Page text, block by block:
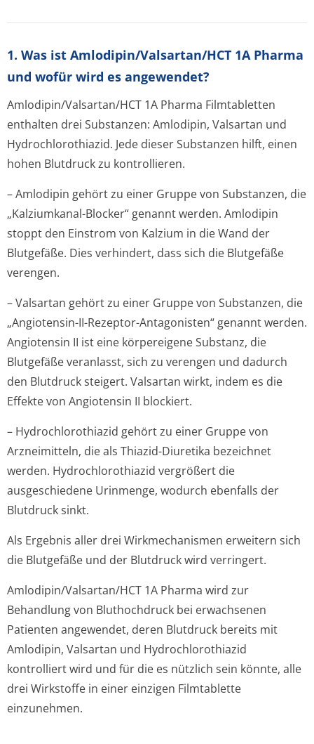
1. Was ist Amlodipin/Valsartan/HCT 1A Pharma
und wofür wird es angewendet?
Amlodipin/Val­sartan/HCT 1A Pharma Filmtabletten
enthalten drei Substanzen: Amlodipin, Valsartan und
Hydrochlorothiazid. Jede dieser Substanzen hilft, einen
hohen Blutdruck zu kontrollieren.
– Amlodipin gehört zu einer Gruppe von Substanzen, die
„Kalziumkanal-Blocker“ genannt werden. Amlodipin
stoppt den Einstrom von Kalzium in die Wand der
Blutgefäße. Dies verhindert, dass sich die Blutgefäße
verengen.
– Valsartan gehört zu einer Gruppe von Substanzen, die
„Angiotensin-II-Rezeptor-Antagonisten“ genannt werden.
Angiotensin II ist eine körpereigene Substanz, die
Blutgefäße veranlasst, sich zu verengen und dadurch
den Blutdruck steigert. Valsartan wirkt, indem es die
Effekte von Angiotensin II blockiert.
– Hydrochlorothiazid gehört zu einer Gruppe von
Arzneimitteln, die als Thiazid-Diuretika bezeichnet
werden. Hydrochlorothiazid vergrößert die
ausgeschiedene Urinmenge, wodurch ebenfalls der
Blutdruck sinkt.
Als Ergebnis aller drei Wirkmechanismen erweitern sich
die Blutgefäße und der Blutdruck wird verringert.
Amlodipin/Val­sartan/HCT 1A Pharma wird zur
Behandlung von Bluthochdruck bei erwachsenen
Patienten angewendet, deren Blutdruck bereits mit
Amlodipin, Valsartan und Hydrochlorothiazid
kontrolliert wird und für die es nützlich sein könnte, alle
drei Wirkstoffe in einer einzigen Filmtablette
einzunehmen.